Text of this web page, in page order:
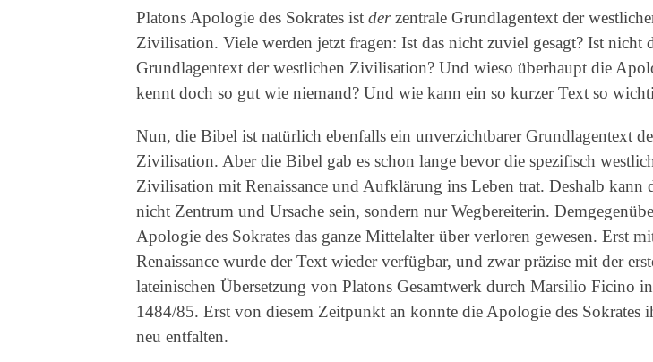
Platons Apologie des Sokrates ist derzentrale Grundlagentext der
Zivilisation. Viele werden jetzt fragen: Ist das nicht zuviel gesagt? Ist nicht
Grundlagentext der westlichen Zivilisation? Und wieso überhaupt die
kennt doch so gut wie niemand? Und wie kann ein so kurzer Text so
Nun, die Bibel ist natürlich ebenfalls ein unverzichtbarer Grundlagentext
Zivilisation. Aber die Bibel gab es schon lange bevor die spezifisch
Zivilisation mit Renaissance und Aufklärung ins Leben trat. Deshalb kann
nicht Zentrum und Ursache sein, sondern nur Wegbereiterin.
Apologie des Sokrates das ganze Mittelalter über verloren gewesen. Erst
Renaissance wurde der Text wieder verfügbar, und zwar präzise mit der
lateinischen Übersetzung von Platons Gesamtwerk durch Marsilio Ficino
1484/85. Erst von diesem Zeitpunkt an konnte die Apologie des Sokrates
neu entfalten.